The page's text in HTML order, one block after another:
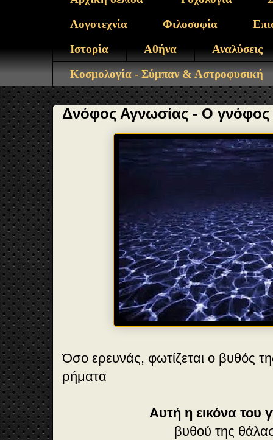
Λογοτεχνία
Φιλοσοφία
Ιστορία
Αθήνα
Αναλύσεις
Κοσμολογία - Σύμπαν & Αστροφυσική
Δνόφος Αγνωσίας - Ο
Όσο ερευνάς, φωτίζεται ο βυθός
ρήματα
Αυτή η εικόνα του
βυθού της